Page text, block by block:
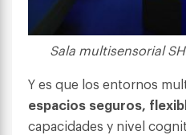
Sala multisensorial
Y es que los entornos
espacios seguros,
capacidades y nivel